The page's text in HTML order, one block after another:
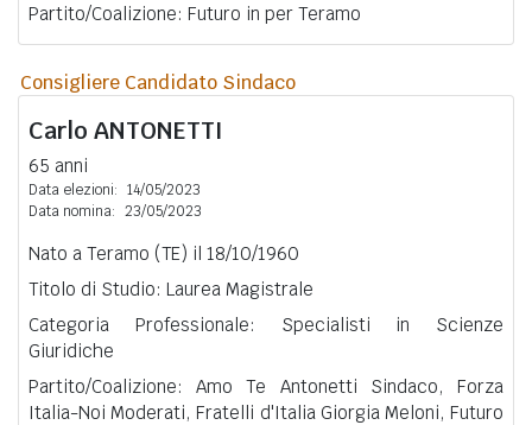
Partito/Coalizione: Futuro in per Teramo
Consigliere Candidato Sindaco
Carlo ANTONETTI
65 anni
Data elezioni: 14/05/2023
Data nomina: 23/05/2023
Nato a Teramo (TE) il 18/10/1960
Titolo di Studio: Laurea Magistrale
Categoria Professionale: Specialisti in Scienze
Giuridiche
Partito/Coalizione: Amo Te Antonetti Sindaco, Forza
Italia-Noi Moderati, Fratelli d'Italia Giorgia Meloni, Futuro